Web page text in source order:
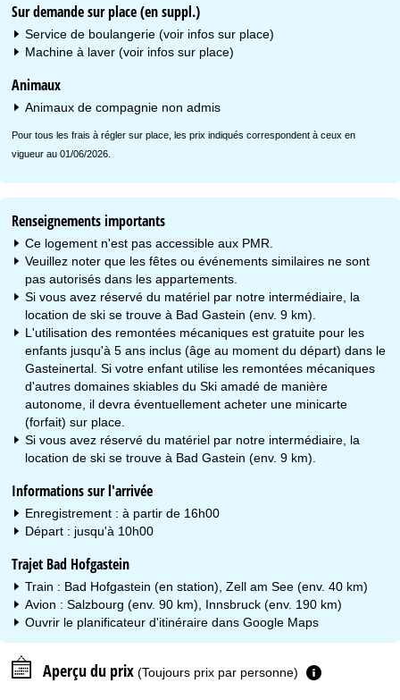
Sur demande sur place (en suppl.)
Service de boulangerie (voir infos sur place)
Machine à laver (voir infos sur place)
Animaux
Animaux de compagnie non admis
Pour tous les frais à régler sur place, les prix indiqués correspondent à ceux en
vigueur au 01/06/2026.
Renseignements importants
Ce logement n'est pas accessible aux PMR.
Veuillez noter que les fêtes ou événements similaires ne sont
pas autorisés dans les appartements.
Si vous avez réservé du matériel par notre intermédiaire, la
location de ski se trouve à Bad Gastein (env. 9 km).
L'utilisation des remontées mécaniques est gratuite pour les
enfants jusqu'à 5 ans inclus (âge au moment du départ) dans le
Gasteinertal. Si votre enfant utilise les remontées mécaniques
d'autres domaines skiables du Ski amadé de manière
autonome, il devra éventuellement acheter une minicarte
(forfait) sur place.
Si vous avez réservé du matériel par notre intermédiaire, la
location de ski se trouve à Bad Gastein (env. 9 km).
Informations sur l'arrivée
Enregistrement : à partir de 16h00
Départ : jusqu'à 10h00
Trajet Bad Hofgastein
Train : Bad Hofgastein (en station), Zell am See (env. 40 km)
Avion : Salzbourg (env. 90 km), Innsbruck (env. 190 km)
Ouvrir le planificateur d'itinéraire dansGoogle Maps
Aperçu du prix (Toujours prix par personne)